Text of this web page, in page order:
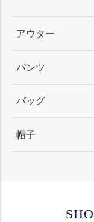
アウター
パンツ
バッグ
帽子